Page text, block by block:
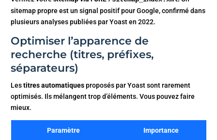
sitemap propre est un signal positif pour Google, confirmé dans
plusieurs analyses publiées par Yoast en 2022.
Optimiser l’apparence de
recherche (titres, préfixes,
séparateurs)
Lestitres automatiquesproposés par Yoast sont rarement
optimisés. Ils mélangent trop d’éléments. Vous pouvez faire
mieux.
Paramètre Importance